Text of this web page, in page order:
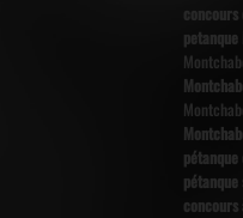
concours
concours